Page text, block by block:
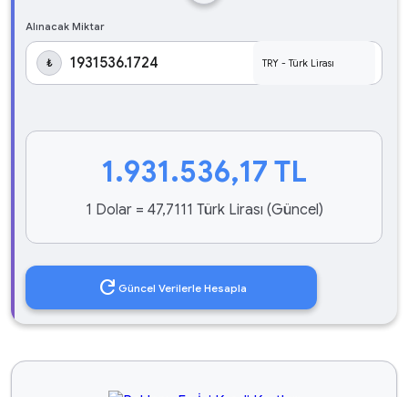
Alınacak Miktar
₺
1.931.536,17 TL
1 Dolar = 47,7111 Türk Lirası (Güncel)
refresh Güncel Verilerle Hesapla